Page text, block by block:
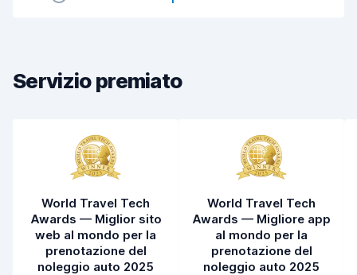
Servizio premiato
World Travel Tech
Awards — Miglior sito
web al mondo per la
prenotazione del
noleggio auto 2025
World Travel Tech
Awards — Migliore app
al mondo per la
prenotazione del
noleggio auto 2025